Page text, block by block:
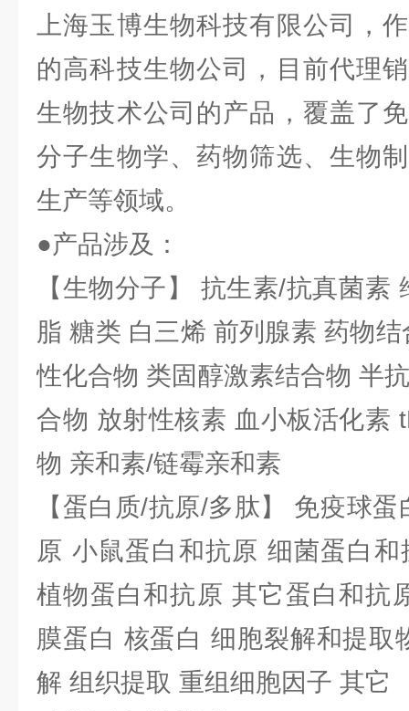
上海玉博生物科技有限公司，
的高科技生物公司，目前代理
生物技术公司的产品，覆盖了
分子生物学、药物筛选、生物
生产等领域。
●产品涉及：
【生物分子】 抗生素/抗真菌素
脂 糖类 白三烯 前列腺素 药物
性化合物 类固醇激素结合物 半
合物 放射性核素 血小板活化素
物 亲和素/链霉亲和素
【蛋白质/抗原/多肽】 免疫球
原 小鼠蛋白和抗原 细菌蛋白
植物蛋白和抗原 其它蛋白和抗
膜蛋白 核蛋白 细胞裂解和提取
解 组织提取 重组细胞因子 其它